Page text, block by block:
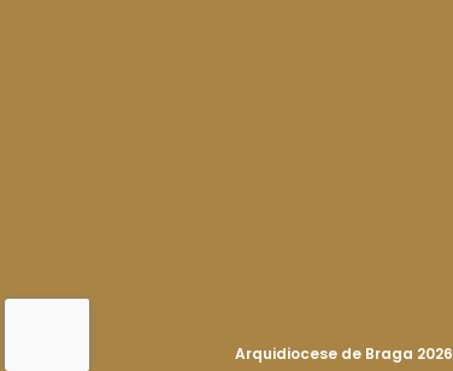
Arquidiocese de Braga 2026